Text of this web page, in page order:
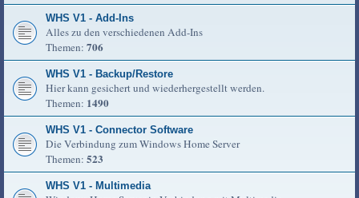
WHS V1 - Add-Ins
Alles zu den verschiedenen Add-Ins
Themen: 706
WHS V1 - Backup/Restore
Hier kann gesichert und wiederhergestellt werden.
Themen: 1490
WHS V1 - Connector Software
Die Verbindung zum Windows Home Server
Themen: 523
WHS V1 - Multimedia